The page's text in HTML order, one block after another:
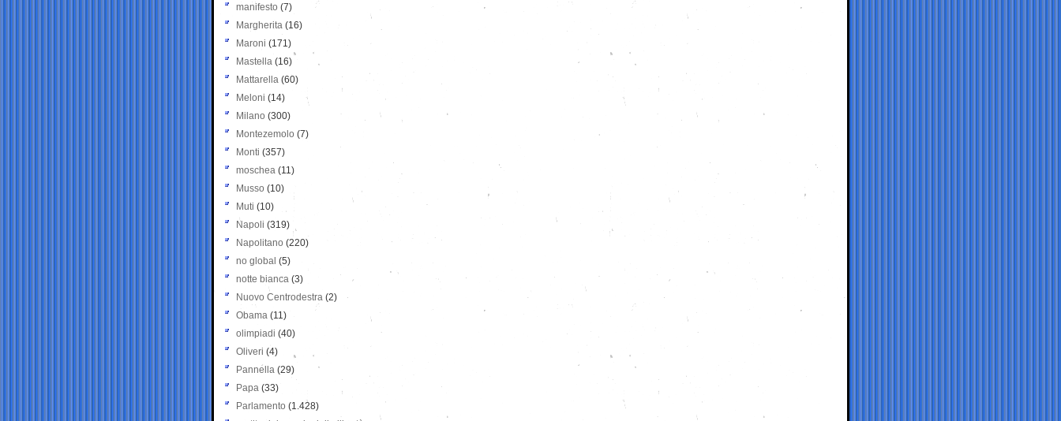
manifesto (7)
Margherita (16)
Maroni (171)
Mastella (16)
Mattarella (60)
Meloni (14)
Milano (300)
Montezemolo (7)
Monti (357)
moschea (11)
Musso (10)
Muti (10)
Napoli (319)
Napolitano (220)
no global (5)
notte bianca (3)
Nuovo Centrodestra (2)
Obama (11)
olimpiadi (40)
Oliveri (4)
Pannella (29)
Papa (33)
Parlamento (1.428)